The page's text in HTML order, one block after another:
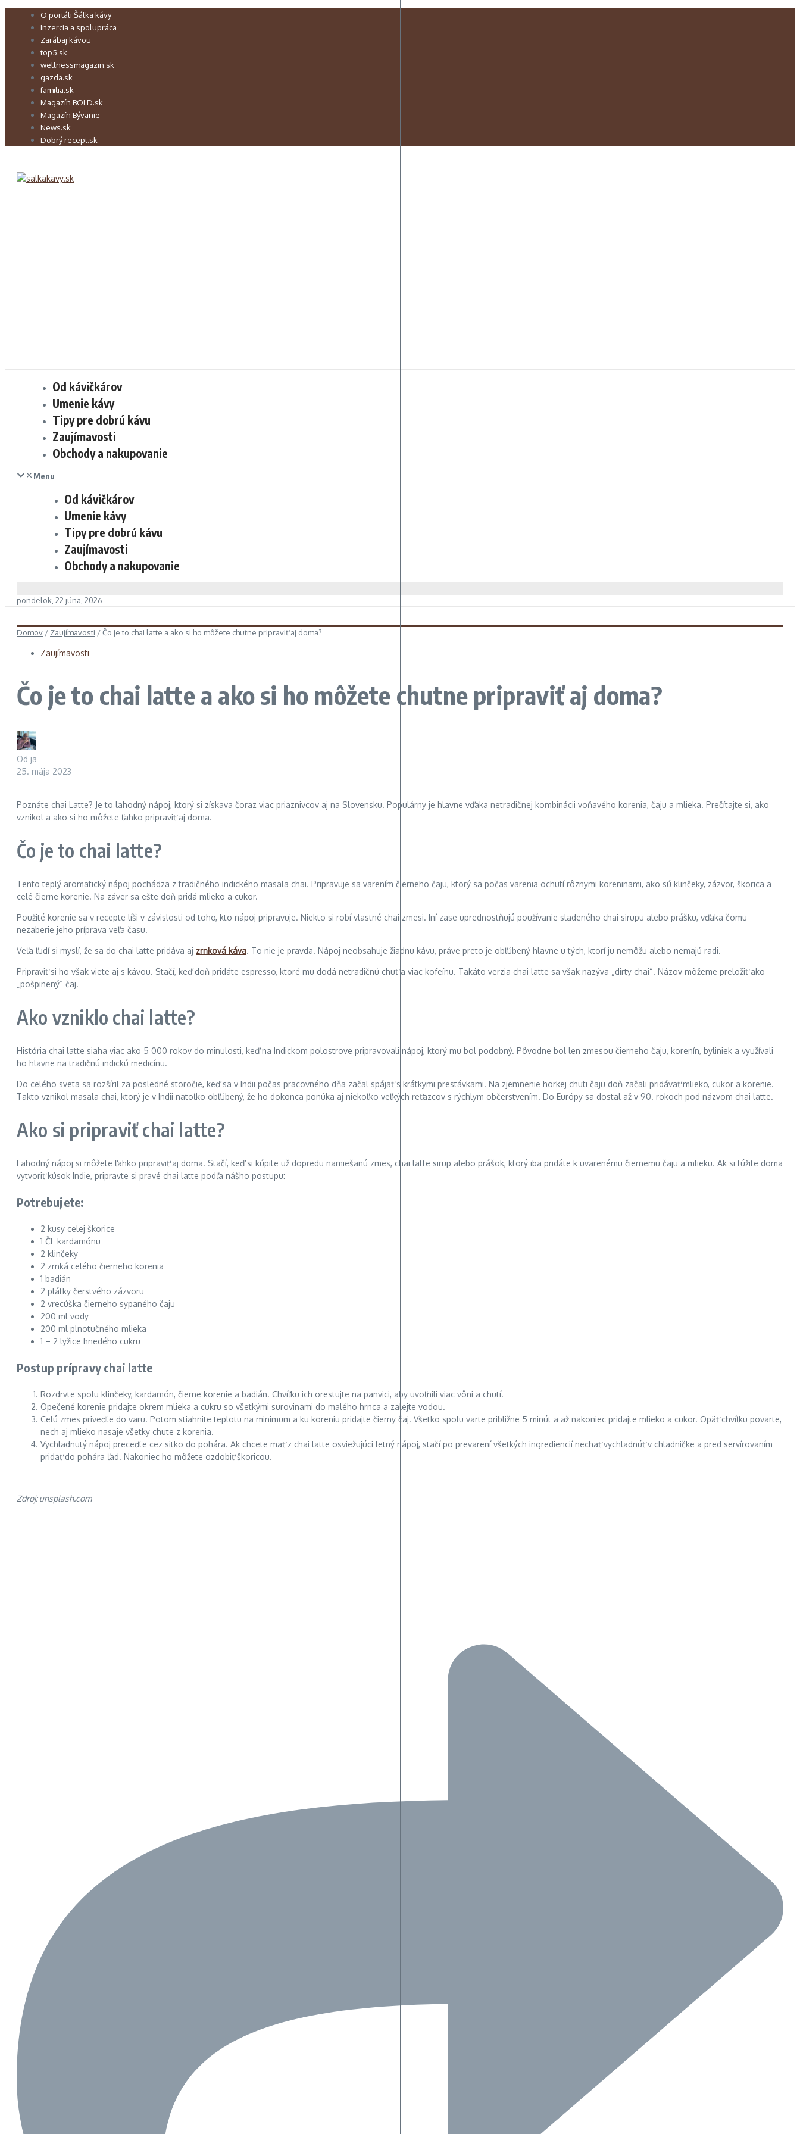
Preskočiť O portáli Šálka kávy
Inzercia a spolupráca
Zarábaj kávou
top5.sk
wellnessmagazin.sk
gazda.sk
familia.sk
Magazín BOLD.sk
Magazín Bývanie
News.sk
Dobrý recept.sk
Od kávičkárov
Umenie kávy
Tipy pre dobrú kávu
Zaujímavosti
Obchody a nakupovanie
Menu
Od kávičkárov
Umenie kávy
Tipy pre dobrú kávu
Zaujímavosti
Obchody a nakupovanie
pondelok, 22 júna, 2026
Domov / Zaujímavosti /Čo je to chai latte a ako si ho môžete chutne pripraviť aj doma?
Zaujímavosti
Čo je to chai latte a ako si ho môžete chutne pripraviť aj doma?
Od ja
25. mája 2023
Poznáte chai Latte? Je to lahodný nápoj, ktorý si získava čoraz viac priaznivcov aj na Slovensku. Populárny je hlavne vďaka netradičnej kombinácii voňavého korenia, čaju a mlieka. Prečítajte si, ako
vznikol a ako si ho môžete ľahko pripraviť aj doma.
Čo je to chai latte?
Tento teplý aromatický nápoj pochádza z tradičného indického masala chai. Pripravuje sa varením čierneho čaju, ktorý sa počas varenia ochutí rôznymi koreninami, ako sú klinčeky, zázvor, škorica a
celé čierne korenie. Na záver sa ešte doň pridá mlieko a cukor.
Použité korenie sa v recepte líši v závislosti od toho, kto nápoj pripravuje. Niekto si robí vlastné chai zmesi. Iní zase uprednostňujú používanie sladeného chai sirupu alebo prášku, vďaka čomu
nezaberie jeho príprava veľa času.
Veľa ľudí si myslí, že sa do chai latte pridáva aj zrnková káva. To nie je pravda. Nápoj neobsahuje žiadnu kávu, práve preto je obľúbený hlavne u tých, ktorí ju nemôžu alebo nemajú radi.
Pripraviť si ho však viete aj s kávou. Stačí, keď doň pridáte espresso, ktoré mu dodá netradičnú chuť a viac kofeínu. Takáto verzia chai latte sa však nazýva „dirty chai“. Názov môžeme preložiť ako
„pošpinený“ čaj.
Ako vzniklo chai latte?
História chai latte siaha viac ako 5 000 rokov do minulosti, keď na Indickom polostrove pripravovali nápoj, ktorý mu bol podobný. Pôvodne bol len zmesou čierneho čaju, korenín, byliniek a využívali
ho hlavne na tradičnú indickú medicínu.
Do celého sveta sa rozšíril za posledné storočie, keď sa v Indii počas pracovného dňa začal spájať s krátkymi prestávkami. Na zjemnenie horkej chuti čaju doň začali pridávať mlieko, cukor a korenie.
Takto vznikol masala chai, ktorý je v Indii natoľko obľúbený, že ho dokonca ponúka aj niekoľko veľkých reťazcov s rýchlym občerstvením. Do Európy sa dostal až v 90. rokoch pod názvom chai latte.
Ako si pripraviť chai latte?
Lahodný nápoj si môžete ľahko pripraviť aj doma. Stačí, keď si kúpite už dopredu namiešanú zmes, chai latte sirup alebo prášok, ktorý iba pridáte k uvarenému čiernemu čaju a mlieku. Ak si túžite doma
vytvoriť kúsok Indie, pripravte si pravé chai latte podľa nášho postupu:
Potrebujete:
2 kusy celej škorice
1 ČL kardamónu
2 klinčeky
2 zrnká celého čierneho korenia
1 badián
2 plátky čerstvého zázvoru
2 vrecúška čierneho sypaného čaju
200 ml vody
200 ml plnotučného mlieka
1 – 2 lyžice hnedého cukru
Postup prípravy chai latte
Rozdrvte spolu klinčeky, kardamón, čierne korenie a badián. Chvíľku ich orestujte na panvici, aby uvoľnili viac vôni a chutí.
Opečené korenie pridajte okrem mlieka a cukru so všetkými surovinami do malého hrnca a zalejte vodou.
Celú zmes priveďte do varu. Potom stiahnite teplotu na minimum a ku koreniu pridajte čierny čaj. Všetko spolu varte približne 5 minút a až nakoniec pridajte mlieko a cukor. Opäť chvíľku povarte,
nech aj mlieko nasaje všetky chute z korenia.
Vychladnutý nápoj preceďte cez sitko do pohára. Ak chcete mať z chai latte osviežujúci letný nápoj, stačí po prevarení všetkých ingrediencií nechať vychladnúť v chladničke a pred servírovaním
pridať do pohára ľad. Nakoniec ho môžete ozdobiť škoricou.
Zdroj: unsplash.com